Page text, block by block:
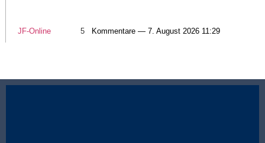
JF-Online 5 Kommentare — 7. August 2026 11:29